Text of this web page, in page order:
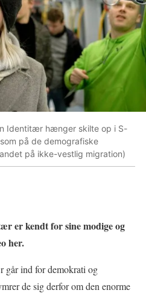
Identitær hænger skilte op i S-
på de demografiske
på ikke-vestlig migration)
er kendt for sine modige og
her.
går ind for demokrati og
de sig derfor om den enorme